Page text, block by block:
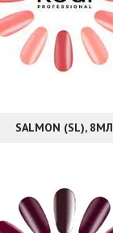
SALMON (SL), 8МЛ